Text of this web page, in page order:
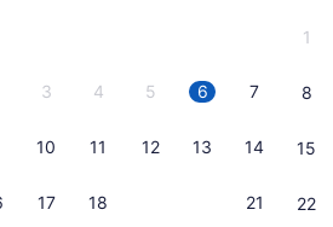
1
3 4 5 6 7 8
10 11 12 13 14 15
17 18 21 22